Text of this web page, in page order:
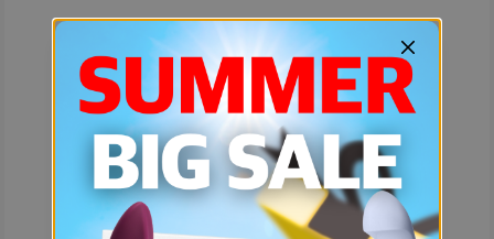
예상치 못한 에러입니다.